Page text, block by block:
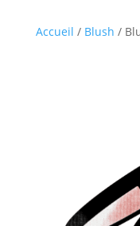
Accueil / Blush /